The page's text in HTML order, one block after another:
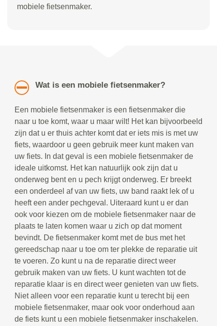
mobiele fietsenmaker.
Wat is een mobiele fietsenmaker?
Een mobiele fietsenmaker is een fietsenmaker die
naar u toe komt, waar u maar wilt! Het kan bijvoorbeeld
zijn dat u er thuis achter komt dat er iets mis is met uw
fiets, waardoor u geen gebruik meer kunt maken van
uw fiets. In dat geval is een mobiele fietsenmaker de
ideale uitkomst. Het kan natuurlijk ook zijn dat u
onderweg bent en u pech krijgt onderweg. Er breekt
een onderdeel af van uw fiets, uw band raakt lek of u
heeft een ander pechgeval. Uiteraard kunt u er dan
ook voor kiezen om de mobiele fietsenmaker naar de
plaats te laten komen waar u zich op dat moment
bevindt. De fietsenmaker komt met de bus met het
gereedschap naar u toe om ter plekke de reparatie uit
te voeren. Zo kunt u na de reparatie direct weer
gebruik maken van uw fiets. U kunt wachten tot de
reparatie klaar is en direct weer genieten van uw fiets.
Niet alleen voor een reparatie kunt u terecht bij een
mobiele fietsenmaker, maar ook voor onderhoud aan
de fiets kunt u een mobiele fietsenmaker inschakelen.